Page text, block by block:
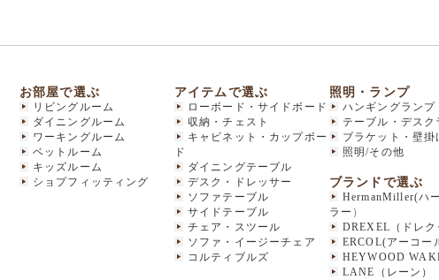
お部屋で選ぶ
リビングルーム
ダイニングルーム
ワーキングルーム
ベットルーム
キッズルーム
ショプフィッティング
アイテムで選ぶ
ローボード・サイドボード
収納・チェスト
キャビネット・カップボー
ド
ダイニングテーブル
デスク・ドレッサー
ソファテーブル
サイドテーブル
チェア・スツール
ソファ・イージーチェア
コルティブルズ
照明・ランプ
ハンギングランプ
テーブル・デスク
ブラケット・壁掛
照明/その他
ブランドで選ぶ
HermanMiller(ハ
ラー ）
DREXEL（ドレク
ERCOL(アーコー
HEYWOOD
LANE（レーン）